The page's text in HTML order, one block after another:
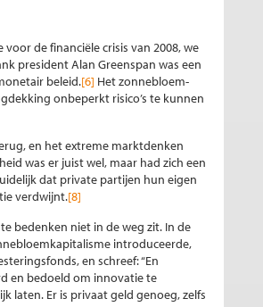
de financiële crisis van 2008, we
president Alan Greenspan was een
beleid.[6] Het zonnebloem-
onbeperkt risico’s te kunnen
en het extreme marktdenken
was er juist wel, maar had zich een
dat private partijen hun eigen
verdwijnt.[8]
bedenken niet in de weg zit. In de
introduceerde,
en schreef: “En
en bedoeld om innovatie te
laten. Er is privaat geld genoeg, zelfs